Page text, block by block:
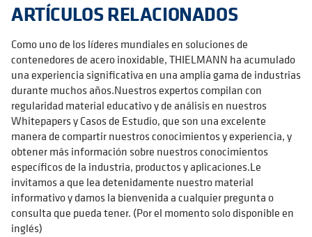
ARTÍCULOS RELACIONADOS
Como uno de los líderes mundiales en soluciones de
contenedores de acero inoxidable, THIELMANN ha acumulado
una experiencia significativa en una amplia gama de industrias
durante muchos años.Nuestros expertos compilan con
regularidad material educativo y de análisis en nuestros
Whitepapers y Casos de Estudio, que son una excelente
manera de compartir nuestros conocimientos y experiencia, y
obtener más información sobre nuestros conocimientos
específicos de la industria, productos y aplicaciones.Le
invitamos a que lea detenidamente nuestro material
informativo y damos la bienvenida a cualquier pregunta o
consulta que pueda tener. (Por el momento solo disponible en
inglés)